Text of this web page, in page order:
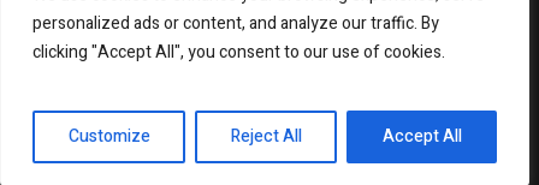
personalized ads or content, and analyze our traffic. By
clicking "Accept All", you consent to our use of cookies.
Customize Reject All Accept All
GDPR
Presa Clujenilor © 2023 / Toate drepturile rezervate